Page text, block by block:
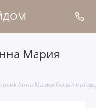
Мария
Анна Мария белый